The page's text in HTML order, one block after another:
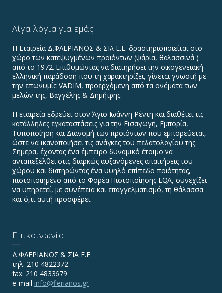
Λίγα λόγια για εμάς
Η Εταιρεία Δ.ΦΛΕΡΙΑΝΟΣ & ΣΙΑ Ε.Ε. δραστηριοποιείται στο
χώρο των κατεψυγμένων προϊόντων (ψάρια, θαλασσινά )
από το 1972. Επιθυμώντας να διατηρήσει την οικογενειακή
ελληνική παράδοση που τη χαρακτηρίζει, γίνεται γνωστή με
την επωνυμία VADIΜ, προερχόμενη από τα ονόματα των
μελών της, Βαγγέλης & Δημήτρης.
Η εταιρεία εδρεύει στον Άγιο Ιωάννη Ρέντη και διαθέτει τις
κατάλληλες εγκαταστάσεις για την Εισαγωγή, Εμπορία,
Τυποποίηση και Διανομή των προϊόντων που εμπορεύεται,
ώστε να ικανοποιήσει τις ανάγκες του πελατολογίου της.
Σήμερα, έχοντας ένα έμπειρο δυναμικό έτοιμο να
ανταπεξέλθει στις διαρκώς αυξανόμενες απαιτήσεις του
χώρου και διατηρώντας ένα υψηλό επίπεδο ποιότητας,
πιστοποιημένο από το Φορέα Πιστοποίησης EQA, συνεχίζει
να υπηρετεί, με συνέπεια και επαγγελματισμό, τη θάλασσα
και ό,τι αυτή προσφέρει.
Επικοινωνία
Δ.ΦΛΕΡΙΑΝΟΣ & ΣΙΑ Ε.Ε.
τηλ. 210 4822372
fax. 210 4833679
e-mail info@flerianos.gr